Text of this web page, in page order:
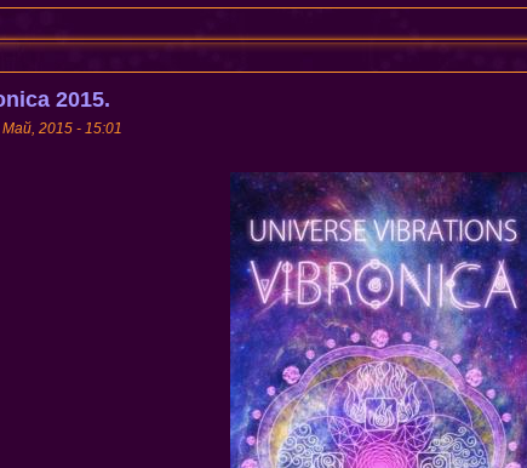
2015.
2015 - 15:01